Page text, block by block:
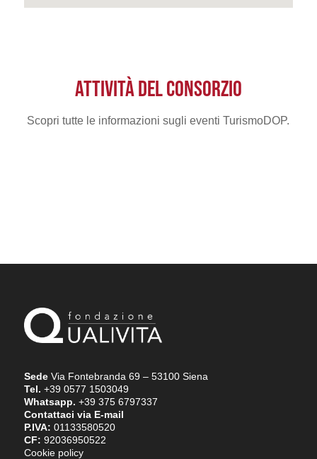
ATTIVITÀ DEL CONSORZIO
Scopri tutte le informazioni sugli eventi TurismoDOP.
SedeVia Fontebranda 69 – 53100 Siena
Tel. +39 0577 1503049
Whatsapp. +39 375 6797337
Contattaci via E-mail
P.IVA: 01133580520
CF: 92036950522
Cookie policy